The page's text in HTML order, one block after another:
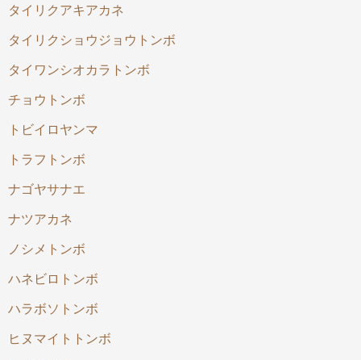
タイリクアキアカネ
タイリクショウジョウトンボ
タイワンシオカラトンボ
チョウトンボ
トビイロヤンマ
トラフトンボ
ナゴヤサナエ
ナツアカネ
ノシメトンボ
ハネビロトンボ
ハラボソトンボ
ヒヌマイトトンボ